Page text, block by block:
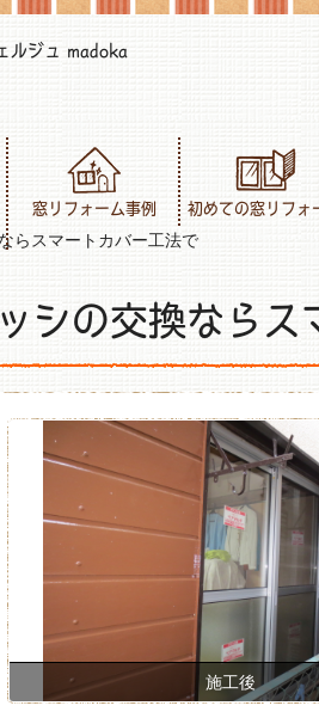
ルジュ madoka
窓リフォーム事例 初めての窓リフォ
らスマートカバー工法で
シの交換なら
施工後